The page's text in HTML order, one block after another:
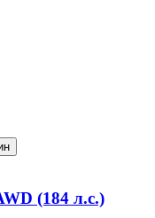
(184 л.с.)